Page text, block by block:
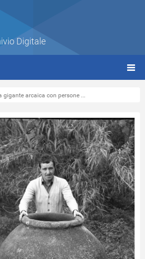
Digitale
gigante arcaica con persone ...